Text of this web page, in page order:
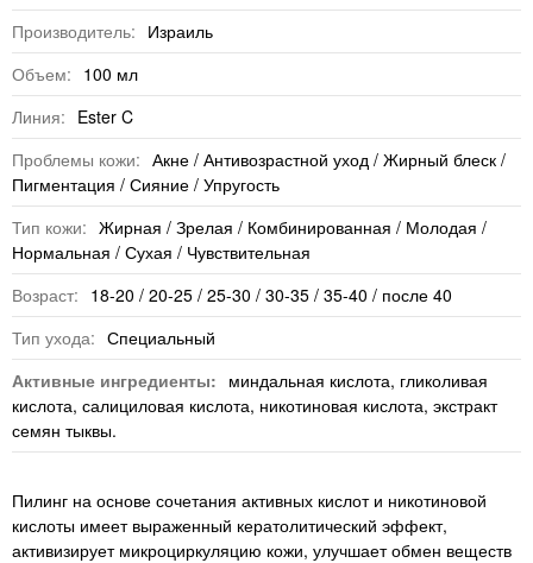
Производитель: Израиль
Объем: 100 мл
Линия: Ester C
Проблемы кожи: Акне / Антивозрастной уход / Жирный блеск /
Пигментация / Сияние / Упругость
Тип кожи: Жирная / Зрелая / Комбинированная / Молодая /
Нормальная / Сухая / Чувствительная
Возраст: 18-20 / 20-25 / 25-30 / 30-35 / 35-40 / после 40
Тип ухода: Специальный
Активные ингредиенты: миндальная кислота, гликоливая
кислота, салициловая кислота, никотиновая кислота, экстракт
семян тыквы.
Пилинг на основе сочетания активных кислот и никотиновой
кислоты имеет выраженный кератолитический эффект,
активизирует микроциркуляцию кожи, улучшает обмен веществ